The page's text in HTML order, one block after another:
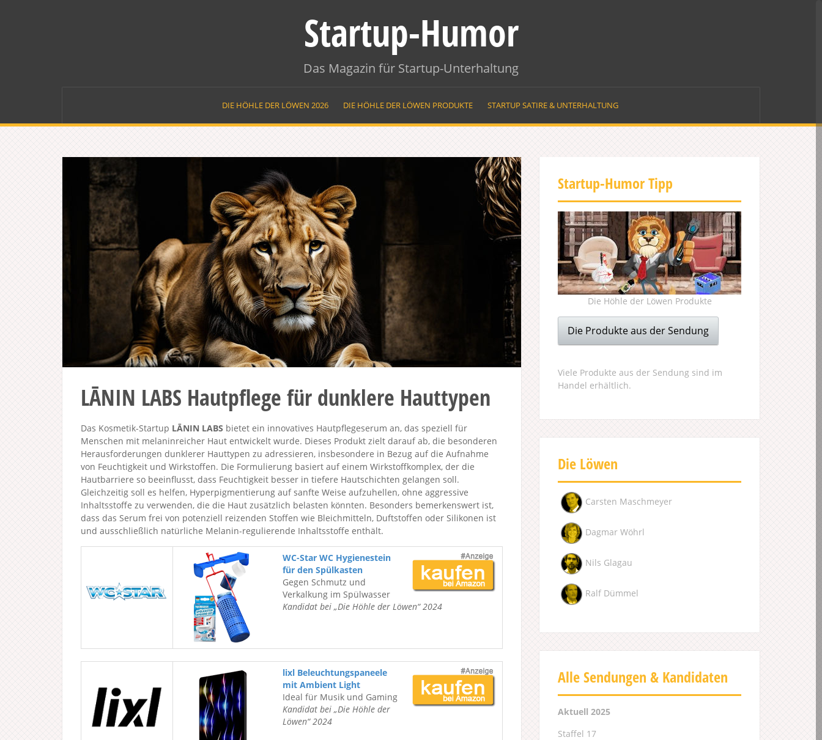
Startup-Humor
Das Magazin für Startup-Unterhaltung
DIE HÖHLE DER LÖWEN 2026 DIE HÖHLE DER LÖWEN PRODUKTE STARTUP SATIRE & UNTERHALTUNG
LĀNIN LABS Hautpflege für dunklere Hauttypen
Das Kosmetik-Startup LĀNIN LABS bietet ein innovatives Hautpflegeserum an, das speziell für
Menschen mit melaninreicher Haut entwickelt wurde. Dieses Produkt zielt darauf ab, die besonderen
Herausforderungen dunklerer Hauttypen zu adressieren, insbesondere in Bezug auf die Aufnahme
von Feuchtigkeit und Wirkstoffen. Die Formulierung basiert auf einem Wirkstoffkomplex, der die
Hautbarriere so beeinflusst, dass Feuchtigkeit besser in tiefere Hautschichten gelangen soll.
Gleichzeitig soll es helfen, Hyperpigmentierung auf sanfte Weise aufzuhellen, ohne aggressive
Inhaltsstoffe zu verwenden, die die Haut zusätzlich belasten könnten. Besonders bemerkenswert ist,
dass das Serum frei von potenziell reizenden Stoffen wie Bleichmitteln, Duftstoffen oder Silikonen ist
und ausschließlich natürliche Melanin-regulierende Inhaltsstoffe enthält.
WC-Star WC Hygienestein
für den Spülkasten
Gegen Schmutz und
Verkalkung im Spülwasser
Kandidat bei „Die Höhle der Löwen“ 2024
lixl Beleuchtungspaneele
mit Ambient Light
Ideal für Musik und Gaming
Kandidat bei „Die Höhle der
Löwen“ 2024
Startup-Humor Tipp
Die Höhle der Löwen Produkte
Die Produkte aus der Sendung
Viele Produkte aus der Sendung sind im
Handel erhältlich.
Die Löwen
Carsten Maschmeyer
Dagmar Wöhrl
Nils Glagau
Ralf Dümmel
Alle Sendungen & Kandidaten
Aktuell 2025
Staffel 17